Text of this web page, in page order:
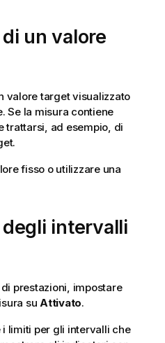
un valore
valore target visualizzato
Se la misura contiene
trattarsi, ad esempio, di
fisso o utilizzare una
intervalli
prestazioni, impostare
su Attivato.
limiti per gli intervalli che